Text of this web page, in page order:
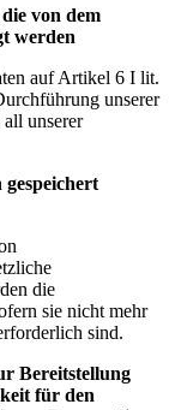
von dem
werden
auf Artikel 6 I lit.
unserer
unserer
gespeichert
die
sie nicht mehr
sind.
Bereitstellung
für den